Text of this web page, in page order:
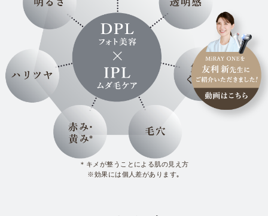
＊キメが整うことによる肌の見え方
※効果には個人差があります｡